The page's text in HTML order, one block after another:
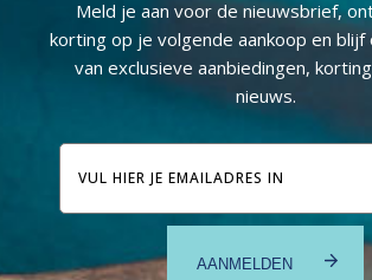
Meld je aan voor de nieuwsbrief,
korting op je volgende aankoop en
van exclusieve aanbiedingen,
nieuws.
E-
mailadres